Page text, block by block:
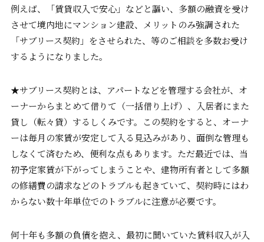
例えば、「賃貸収入で安心」などと謳い、多額の融資を受け
させて境内地にマンション建設、メリットのみ強調された
「サブリース契約」をさせられた、等のご相談を多数お受け
するようになりました。
★サブリース契約とは、アパートなどを管理する会社が、オ
ーナーからまとめて借りて（一括借り上げ）、入居者にまた
貸し（転々貸）するしくみです。この契約をすると、オーナ
ーは毎月の家賃が安定して入る見込みがあり、面倒な管理も
しなくて済むため、便利な点もあります。ただ最近では、当
初予定家賃が下がってしまうことや、建物所有者として多額
の修繕費の請求などのトラブルも起きていて、契約時にはわ
からない数十年単位でのトラブルに注意が必要です。
何十年も多額の負債を抱え、最初に聞いていた賃料収入が入